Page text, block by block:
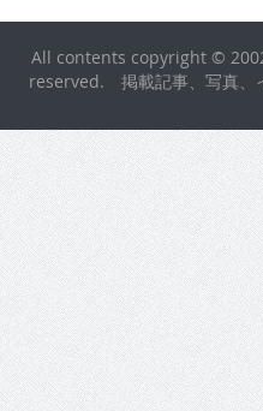
All contents copyright ©
reserved. 掲載記事、写真、